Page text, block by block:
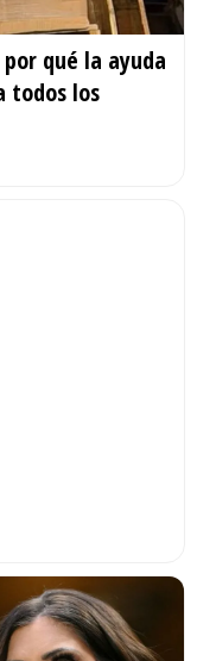
qué la ayuda
todos los